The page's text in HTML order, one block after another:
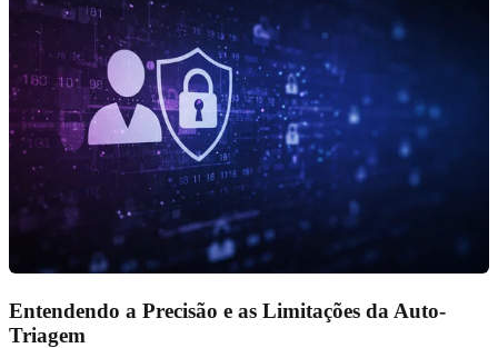
Entendendo a Precisão e as Limitações da Auto-
Triagem